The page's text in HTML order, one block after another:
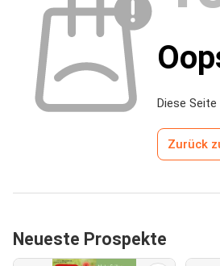
Diese
Zurück
Neueste Prospekte